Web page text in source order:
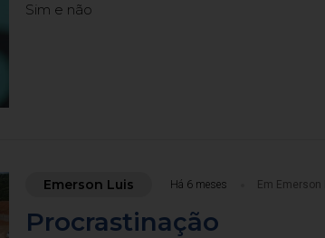
Sim e não
Emerson Luis Há 6 meses Em Emerson
Procrastinação